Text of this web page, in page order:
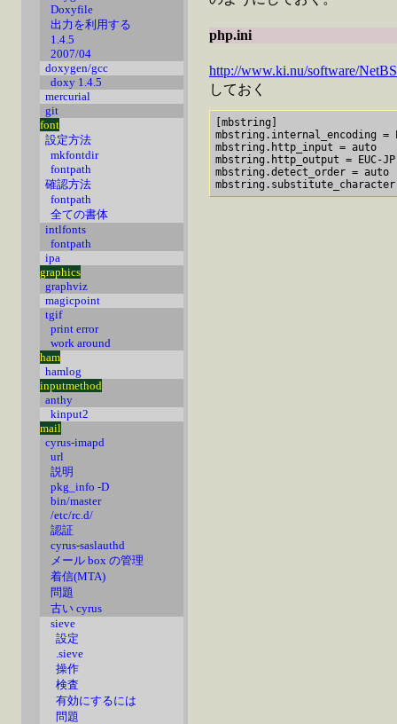
Doxyfile
出力を利用する
1.4.5
2007/04
doxygen/gcc
doxy 1.4.5
mercurial
git
font
設定方法
mkfontdir
fontpath
確認方法
fontpath
全ての書体
intlfonts
fontpath
ipa
graphics
graphviz
magicpoint
tgif
print error
work around
ham
hamlog
inputmethod
anthy
kinput2
mail
cyrus-imapd
url
説明
pkg_info -D
bin/master
/etc/rc.d/
認証
cyrus-saslauthd
メール box の管理
着信(MTA)
問題
古い cyrus
sieve
設定
.sieve
操作
検査
有効にするには
問題
php.ini
http://www.ki.nu/software/
しておく
[mbstring]
mbstring.internal_encoding =
mbstring.http_input = auto
mbstring.http_output = EUC-JP
mbstring.detect_order = auto